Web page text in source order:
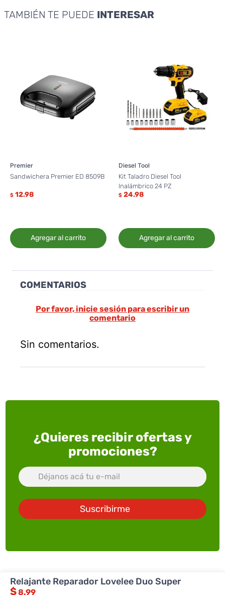
TAMBIÉN TE PUEDE INTERESAR
Premier
Sandwichera Premier ED 8509B
$ 12.98
Agregar al carrito
Diesel Tool
Kit Taladro Diesel Tool
Inalámbrico 24 PZ
$ 24.98
Agregar al carrito
COMENTARIOS
Por favor, inicie sesión para escribir un
comentario
Sin comentarios.
¿Quieres recibir ofertas y
promociones?
Suscribirme
Relajante Reparador Lovelee Duo Super
$8.99
ACERCA DE SUPERXTRA